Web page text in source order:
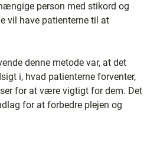
person med stikord og
vil have patienterne til at
denne metode var, at det
i, hvad patienterne forventer,
for at være vigtigt for dem. Det
for at forbedre plejen og